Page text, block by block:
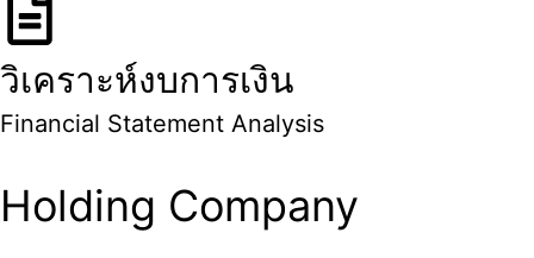
วิเคราะห์งบการเงิน
Financial Statement Analysis
Holding Company